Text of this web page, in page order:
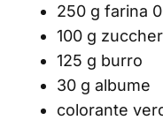
250 g farina
100 g
125 g burro
30 g albume
colorante